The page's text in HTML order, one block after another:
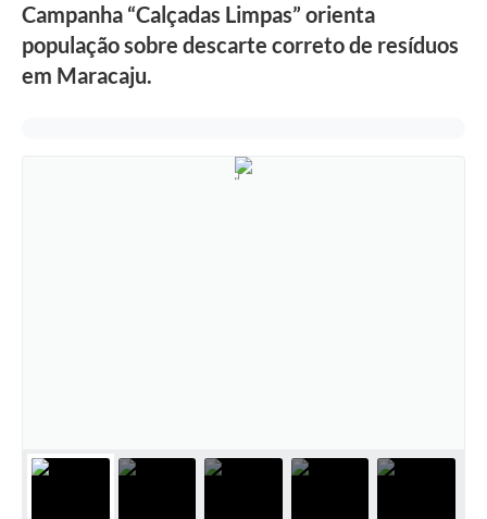
Transparência
Publicações
Plano Municipal de Enfrentamento da Pandemia em
Decorrência de COVID-19 Educação - Adesão ao
Campanha “Calçadas Limpas” orienta
população sobre descarte correto de resíduos
em Maracaju.